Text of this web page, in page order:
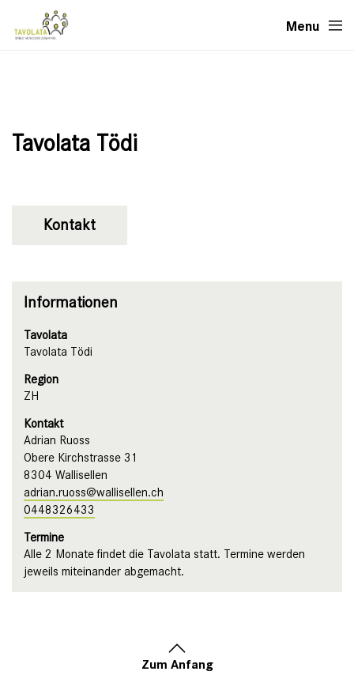
Menu
Tavolata Tödi
Kontakt
Informationen
Tavolata
Tavolata Tödi
Region
ZH
Kontakt
Adrian Ruoss
Obere Kirchstrasse 31
8304 Wallisellen
adrian.ruoss@wallisellen.ch
0448326433
Termine
Alle 2 Monate findet die Tavolata statt. Termine werden
jeweils miteinander abgemacht.
Zum Anfang